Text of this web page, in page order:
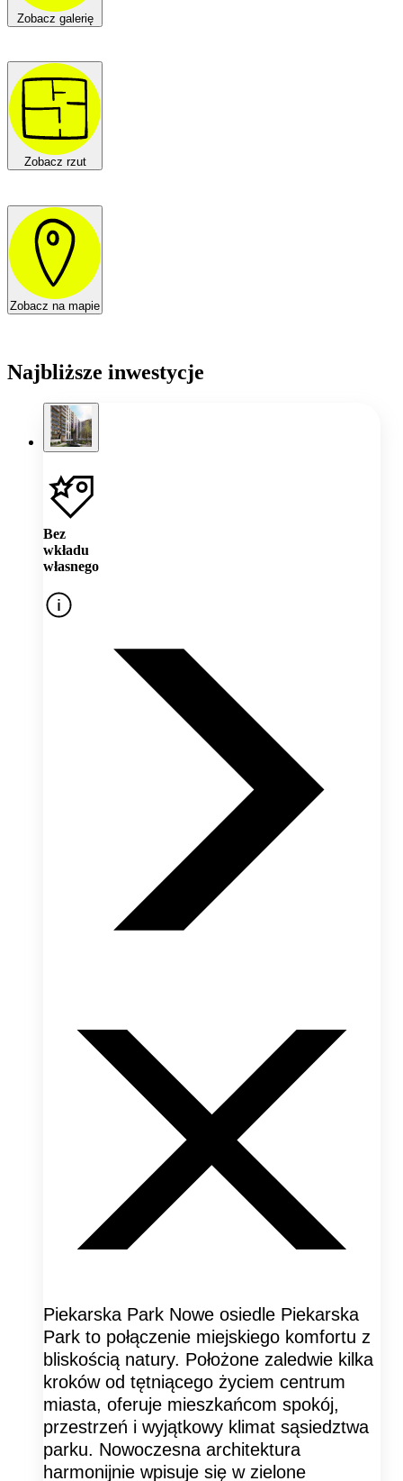
Zobacz galerię
Zobacz rzut
Zobacz na mapie
Najbliższe inwestycje
Bez
wkładu
własnego
Piekarska Park Nowe osiedle Piekarska
Park to połączenie miejskiego komfortu z
bliskością natury. Położone zaledwie kilka
kroków od tętniącego życiem centrum
miasta, oferuje mieszkańcom spokój,
przestrzeń i wyjątkowy klimat sąsiedztwa
parku. Nowoczesna architektura
harmonijnie wpisuje się w zielone